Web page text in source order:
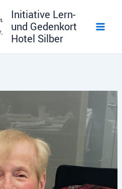
Initiative Lern-
und Gedenkort
Hotel Silber